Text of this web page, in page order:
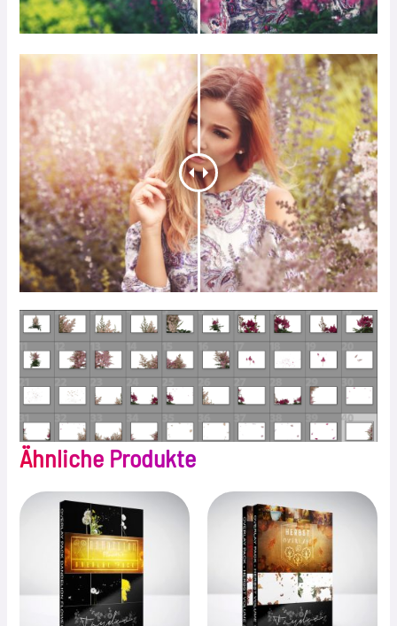
Ähnliche Produkte